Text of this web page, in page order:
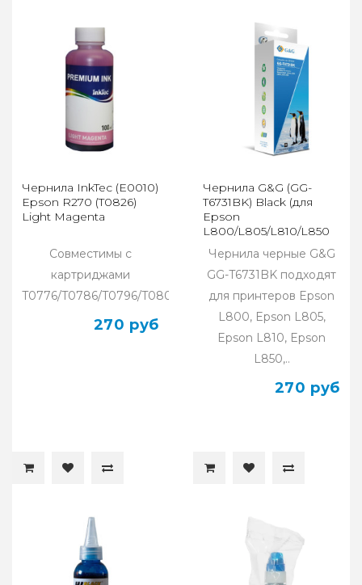
Чернила InkTec (E0010)
Epson R270 (T0826)
Light Magenta
Совместимы с
картриджами
T0776/T0786/T0796/T0806/T0816/T0826/T0856/T6736/
270 руб
Чернила G&G (GG-
T6731BK) Black (для
Epson
L800/L805/L810/L850
(100мл)
Чернила черные G&G
GG-T6731BK подходят
для принтеров Epson
L800, Epson L805,
Epson L810, Epson
L850,..
270 руб